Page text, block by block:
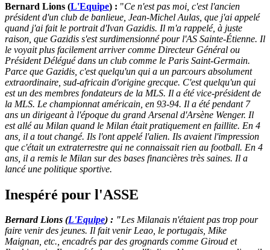
Bernard Lions (L'Equipe) : "Ce n'est pas moi, c'est l'ancien
président d'un club de banlieue, Jean-Michel Aulas, que j'ai appelé
quand j'ai fait le portrait d'Ivan Gazidis. Il m'a rappelé, à juste
raison, que Gazidis s'est surdimensionné pour l'AS Sainte-Étienne. Il
le voyait plus facilement arriver comme Directeur Général ou
Président Délégué dans un club comme le Paris Saint-Germain.
Parce que Gazidis, c'est quelqu'un qui a un parcours absolument
extraordinaire, sud-africain d'origine grecque. C'est quelqu'un qui
est un des membres fondateurs de la MLS. Il a été vice-président de
la MLS. Le championnat américain, en 93-94. Il a été pendant 7
ans un dirigeant à l'époque du grand Arsenal d'Arsène Wenger. Il
est allé au Milan quand le Milan était pratiquement en faillite. En 4
ans, il a tout changé. Ils l'ont appelé l'alien. Ils avaient l'impression
que c'était un extraterrestre qui ne connaissait rien au football. En 4
ans, il a remis le Milan sur des bases financières très saines. Il a
lancé une politique sportive.
Inespéré pour l'ASSE
Bernard Lions (L'Equipe) : "Les Milanais n'étaient pas trop pour
faire venir des jeunes. Il fait venir Leao, le portugais, Mike
Maignan, etc., encadrés par des grognards comme Giroud et